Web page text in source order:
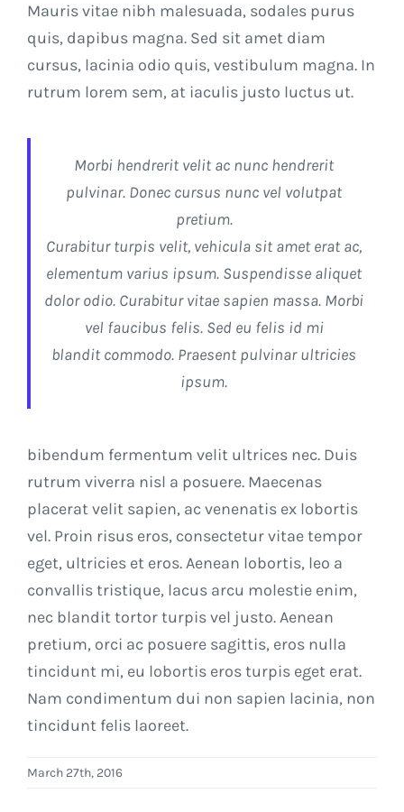
Mauris vitae nibh malesuada, sodales purus
quis, dapibus magna. Sed sit amet diam
cursus, lacinia odio quis, vestibulum magna. In
rutrum lorem sem, at iaculis justo luctus ut.
Morbi hendrerit velit ac nunc hendrerit
pulvinar. Donec cursus nunc vel volutpat
pretium.
Curabitur turpis velit, vehicula sit amet erat ac,
elementum varius ipsum. Suspendisse aliquet
dolor odio. Curabitur vitae sapien massa. Morbi
vel faucibus felis. Sed eu felis id mi
blandit commodo. Praesent pulvinar ultricies
ipsum.
bibendum fermentum velit ultrices nec. Duis
rutrum viverra nisl a posuere. Maecenas
placerat velit sapien, ac venenatis ex lobortis
vel. Proin risus eros, consectetur vitae tempor
eget, ultricies et eros. Aenean lobortis, leo a
convallis tristique, lacus arcu molestie enim,
nec blandit tortor turpis vel justo. Aenean
pretium, orci ac posuere sagittis, eros nulla
tincidunt mi, eu lobortis eros turpis eget erat.
Nam condimentum dui non sapien lacinia, non
tincidunt felis laoreet.
March 27th, 2016